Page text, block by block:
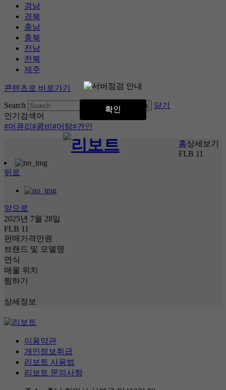
확인
경남
경북
충남
충북
전남
전북
제주
콘텐츠로 바로가기
Search
닫기
인기검색어
#머큐리 #콤비 #어탐#견인
홈상세보기
FLB 11
뒤로
앞으로
2025년 7월 28일
FLB 11
판매가격 만원
브랜드 및 모델명
연식
매물 위치
찜하기
상세정보
이용약관
개인정보취급
리보트 사용법
리보트 문의사항